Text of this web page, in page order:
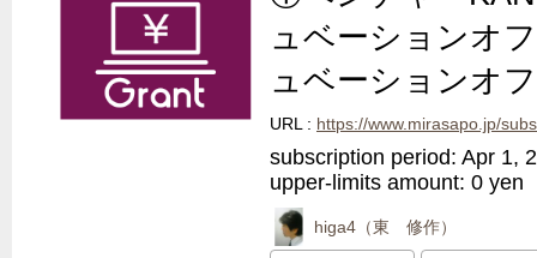
ュベーションオ
ュベーションオ
URL : https://www.mirasapo.jp/subsidy/
subscription period: Apr 1,
upper-limits amount: 0 yen
higa4（東 修作）